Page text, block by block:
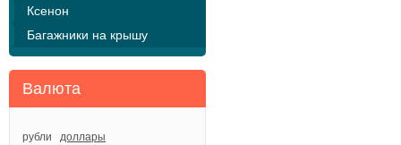
Ксенон
Багажники на крышу
Валюта
рубли доллары